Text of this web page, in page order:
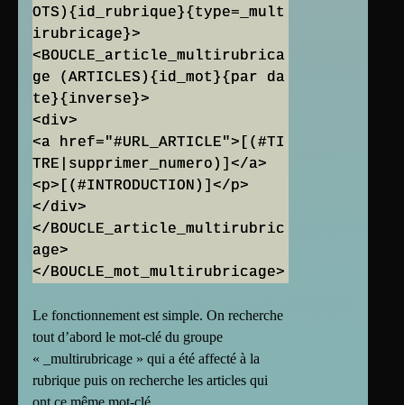
OTS){id_rubrique}{type=_mult
irubricage}>
<BOUCLE_article_multirubrica
ge (ARTICLES){id_mot}{par da
te}{inverse}>
<div>
<a href="#URL_ARTICLE">[(#TI
TRE|supprimer_numero)]</a>
<p>[(#INTRODUCTION)]</p>
</div>
</BOUCLE_article_multirubric
age>
</BOUCLE_mot_multirubricage>
Le fonctionnement est simple. On recherche
tout d’abord le mot-clé du groupe
« _multirubricage » qui a été affecté à la
rubrique puis on recherche les articles qui
ont ce même mot-clé.